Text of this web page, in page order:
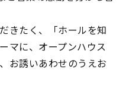
きたく、「ホールを知
マに、オープンハウス
お誘いあわせのうえお